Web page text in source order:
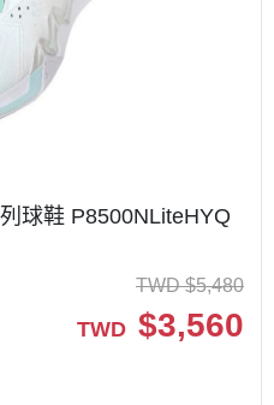
球鞋 P8500NLiteHYQ
TWD $5,480
TWD $3,560